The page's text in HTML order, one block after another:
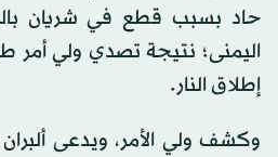
حاد بسبب قطع في شريان
اليمنى؛ نتيجة تصدي ولي أمر
إطلاق النار.
وكشف ولي الأمر، ويدعى